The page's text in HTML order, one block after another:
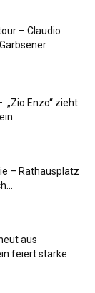
– Claudio
Enzo“ zieht
– Rathausplatz
aus
feiert starke